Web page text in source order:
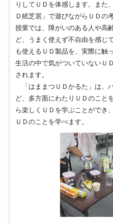
りしてＵＤを体感します。また
Ｄ紙芝居」で遊びながらＵＤの
授業では、障がいのある人や高
ど、うまく使えず不自由を感じ
も使えるＵＤ製品を、実際に触
生活の中で気がついていないＵ
されます。
「はままつＵＤかるた」は、
ど、多方面にわたりＵＤのこと
ら楽しくＵＤを学ぶことができ
ＵＤのことを学べます。